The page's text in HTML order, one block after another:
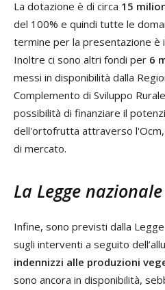
La dotazione è di circa 15
del 100% e quindi tutte le
termine per la presentazione è
Inoltre ci sono altri fondi per 6
messi in disponibilità dalla
Complemento di Sviluppo
possibilità di finanziare il
dell'ortofrutta attraverso l'Ocm,
di mercato.
La Legge
Infine, sono previsti dalla
sugli interventi a seguito
indennizzi alle produzioni
sono ancora in disponibilità,